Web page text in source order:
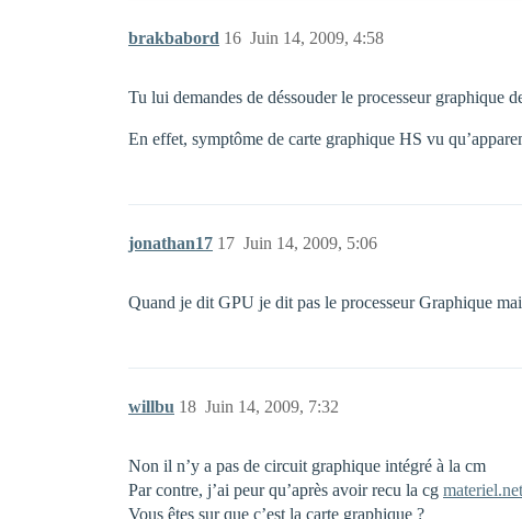
brakbabord Juin 14, 2009, 4:58
16
Tu lui demandes de déssouder le processeur graphique
En effet, symptôme de carte graphique HS vu
jonathan17 Juin 14, 2009, 5:06
17
Quand je dit GPU je dit pas le processeur Graphique
willbu Juin 14, 2009, 7:32
18
Non il n’y a pas de circuit graphique intégré à la cm
Par contre, j’ai peur qu’après avoir recu la cg materiel.net
Vous êtes sur que c’est la carte graphique ?